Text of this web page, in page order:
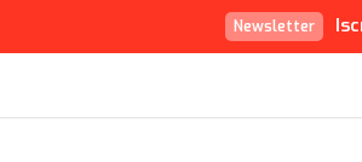
Newsletter